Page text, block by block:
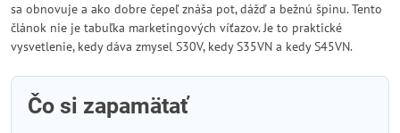
sa obnovuje a ako dobre čepeľ znáša pot, dážď a bežnú špinu. Tento
článok nie je tabuľka marketingových víťazov. Je to praktické
vysvetlenie, kedy dáva zmysel S30V, kedy S35VN a kedy S45VN.
Čo si zapamätať